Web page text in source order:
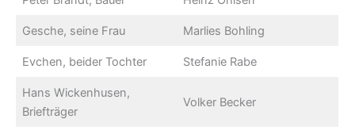
Gesche, seine Frau Marlies Bohling
Evchen, beider Tochter Stefanie Rabe
Hans Wickenhusen,
Briefträger
Volker Becker